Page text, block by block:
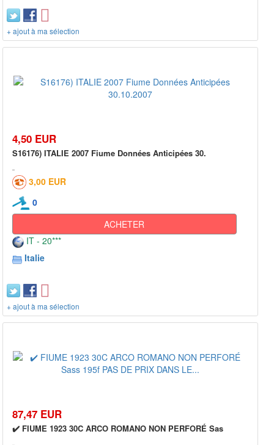
+ ajout à ma sélection
4,50 EUR
S16176) ITALIE 2007 Fiume Données Anticipées 30.
3,00 EUR
0
ACHETER
IT - 20***
Italie
+ ajout à ma sélection
87,47 EUR
✔️ FIUME 1923 30C ARCO ROMANO NON PERFORÉ Sas